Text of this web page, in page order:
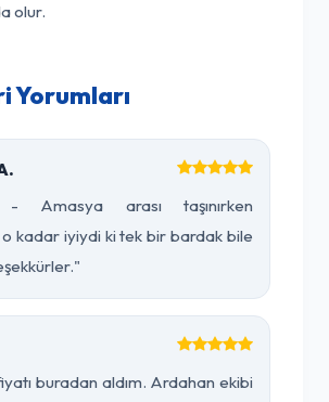
olur.
Yorumları
- Amasya arası taşınırken
kadar iyiydi ki tek bir bardak bile
buradan aldım. Ardahan ekibi